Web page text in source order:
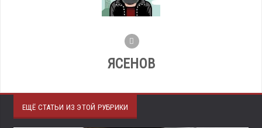
ЯСЕНОВ
ЕЩЁ СТАТЬИ ИЗ ЭТОЙ РУБРИКИ